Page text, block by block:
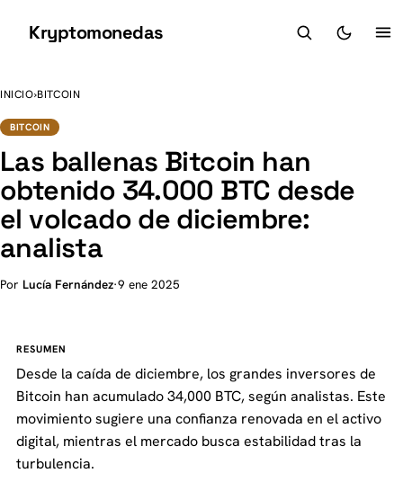
Kryptomonedas
INICIO›BITCOIN
BITCOIN
Las ballenas Bitcoin han
obtenido 34.000 BTC desde
el volcado de diciembre:
analista
Por Lucía Fernández·9 ene 2025
RESUMEN
Desde la caída de diciembre, los grandes inversores de
Bitcoin han acumulado 34,000 BTC, según analistas. Este
movimiento sugiere una confianza renovada en el activo
digital, mientras el mercado busca estabilidad tras la
turbulencia.